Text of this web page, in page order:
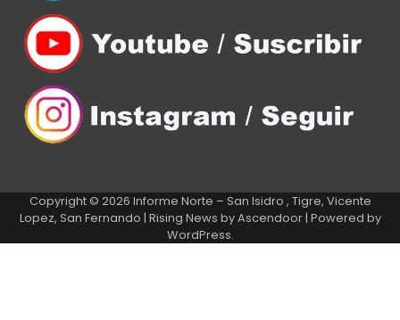
Copyright © 2026 Informe Norte – San Isidro , Tigre, Vicente
Lopez, San Fernando | Rising News byAscendoor| Powered by
WordPress.